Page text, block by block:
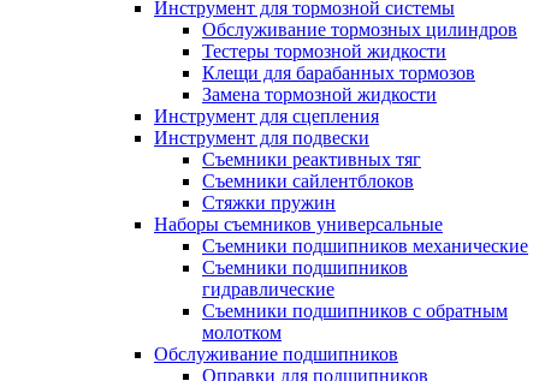
Инструмент для тормозной системы
Обслуживание тормозных цилиндров
Тестеры тормозной жидкости
Клещи для барабанных тормозов
Замена тормозной жидкости
Инструмент для сцепления
Инструмент для подвески
Съемники реактивных тяг
Съемники сайлентблоков
Стяжки пружин
Наборы съемников универсальные
Съемники подшипников механические
Съемники подшипников
гидравлические
Съемники подшипников с обратным
молотком
Обслуживание подшипников
Оправки для подшипников